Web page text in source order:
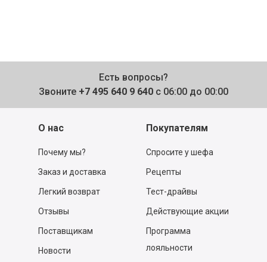
Есть вопросы?
Звоните +7 495 640 9 640 с 06:00 до 00:00
О нас
Почему мы?
Заказ и доставка
Легкий возврат
Отзывы
Поставщикам
Новости
Покупателям
Спросите у шефа
Рецепты
Тест-драйвы
Действующие акции
Программа
лояльности